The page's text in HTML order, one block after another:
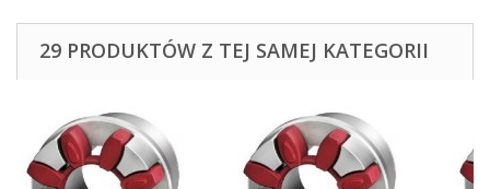
29 PRODUKTÓW Z TEJ SAMEJ KATEGORII